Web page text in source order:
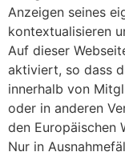
Anzeigen seines
kontextualisieren
Auf dieser
aktiviert, so dass
innerhalb von
oder in anderen
den Europäischen
Nur in